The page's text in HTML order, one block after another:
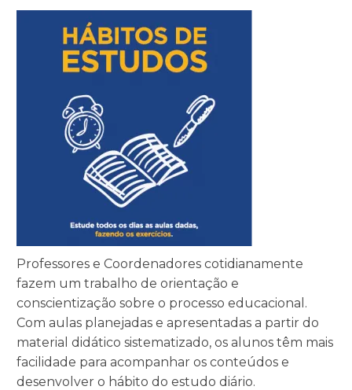
Professores e Coordenadores cotidianamente
fazem um trabalho de orientação e
conscientização sobre o processo educacional.
Com aulas planejadas e apresentadas a partir do
material didático sistematizado, os alunos têm mais
facilidade para acompanhar os conteúdos e
desenvolver o hábito do estudo diário.